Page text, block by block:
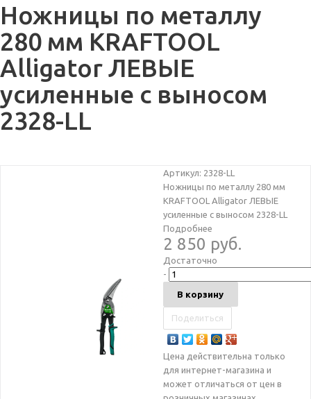
Ножницы по металлу
280 мм KRAFTOOL
Alligator ЛЕВЫЕ
усиленные с выносом
2328-LL
Артикул: 2328-LL
Ножницы по металлу 280 мм
KRAFTOOL Alligator ЛЕВЫЕ
усиленные с выносом 2328-LL
Подробнее
2 850 руб.
Достаточно
-
В корзину
Поделиться
Цена действительна только
для интернет-магазина и
может отличаться от цен в